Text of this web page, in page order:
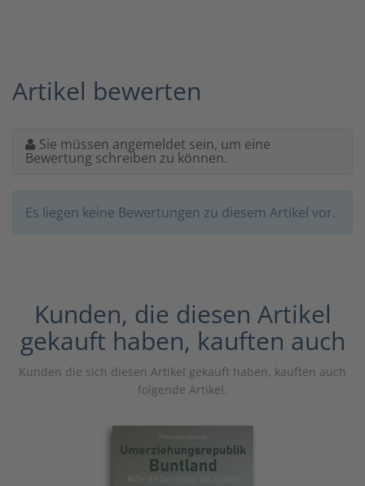
Artikel bewerten
Sie müssen angemeldet sein, um eine
Bewertung schreiben zu können.
Es liegen keine Bewertungen zu diesem Artikel vor.
Kunden, die diesen Artikel
gekauft haben, kauften auch
Kunden die sich diesen Artikel gekauft haben, kauften auch
folgende Artikel.